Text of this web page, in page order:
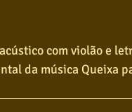
com violão e
da música Queixa